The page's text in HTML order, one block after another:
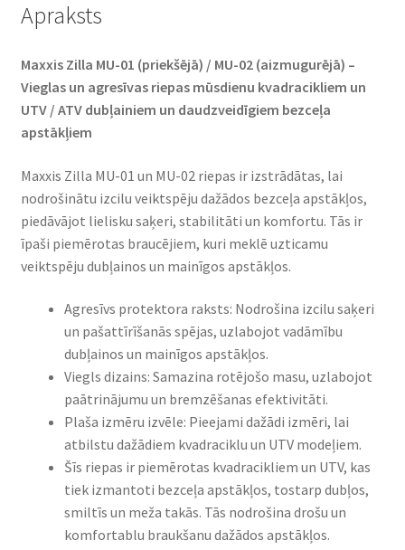
Apraksts
Maxxis Zilla MU-01 (priekšējā) / MU-02 (aizmugurējā) –
Vieglas un agresīvas riepas mūsdienu kvadracikliem un
UTV / ATV dubļainiem un daudzveidīgiem bezceļa
apstākļiem
Maxxis Zilla MU-01 un MU-02 riepas ir izstrādātas, lai
nodrošinātu izcilu veiktspēju dažādos bezceļa apstākļos,
piedāvājot lielisku saķeri, stabilitāti un komfortu. Tās ir
īpaši piemērotas braucējiem, kuri meklē uzticamu
veiktspēju dubļainos un mainīgos apstākļos.
Agresīvs protektora raksts: Nodrošina izcilu saķeri
un pašattīrīšanās spējas, uzlabojot vadāmību
dubļainos un mainīgos apstākļos.
Viegls dizains: Samazina rotējošo masu, uzlabojot
paātrinājumu un bremzēšanas efektivitāti.
Plaša izmēru izvēle: Pieejami dažādi izmēri, lai
atbilstu dažādiem kvadraciklu un UTV modeļiem.
Šīs riepas ir piemērotas kvadracikliem un UTV, kas
tiek izmantoti bezceļa apstākļos, tostarp dubļos,
smiltīs un meža takās. Tās nodrošina drošu un
komfortablu braukšanu dažādos apstākļos.